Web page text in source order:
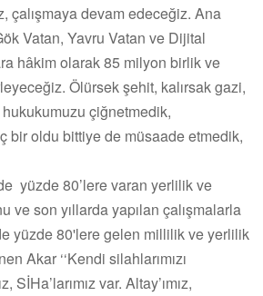
çalışmaya devam edeceğiz. Ana
Vatan, Yavru Vatan ve Dijital
hâkim olarak 85 milyon birlik ve
Ölürsek şehit, kalırsak gazi,
hukukumuzu çiğnetmedik,
bir oldu bittiye de müsaade etmedik,
yüzde 80’lere varan yerlilik ve
ve son yıllarda yapılan çalışmalarla
yüzde 80'lere gelen millilik ve yerlilik
Akar ‘‘Kendi silahlarımızı
SİHa’larımız var. Altay’ımız,